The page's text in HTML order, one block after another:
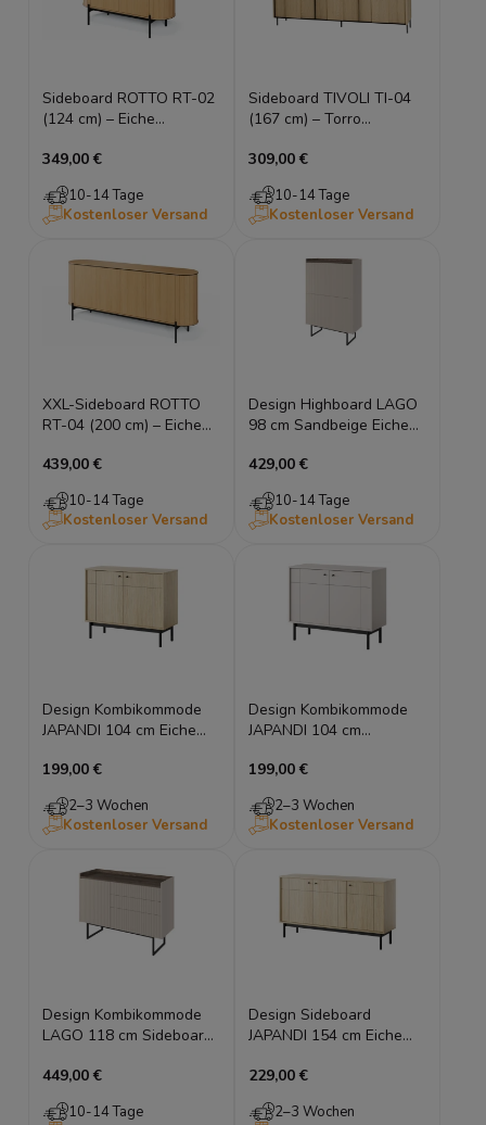
Sideboard ROTTO RT-02
(124 cm) – Eiche
Riffel-Design
349,00 €
10-14 Tage
Kostenloser Versand
Sideboard TIVOLI TI-04
(167 cm) – Torro
Schwarz mit LED-
Beleuchtung
309,00 €
10-14 Tage
Kostenloser Versand
XXL-Sideboard ROTTO
RT-04 (200 cm) – Eiche
4 Türen
439,00 €
10-14 Tage
Kostenloser Versand
Design Highboard LAGO
98 cm Sandbeige Eiche
429,00 €
10-14 Tage
Kostenloser Versand
Design Kombikommode
JAPANDI 104 cm Eiche
Holzfüße
199,00 €
2–3 Wochen
Kostenloser Versand
Design Kombikommode
JAPANDI 104 cm
Sideboard Holzfüße
199,00 €
2–3 Wochen
Kostenloser Versand
Design Kombikommode
LAGO 118 cm Sideboard
449,00 €
10-14 Tage
Design Sideboard
JAPANDI 154 cm Eiche
Kombikommode Holzfüße
229,00 €
2–3 Wochen